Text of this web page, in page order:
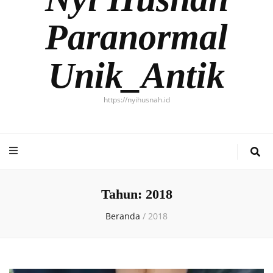
Paranormal
Unik_Antik
https://nyihusnah.id
Tahun: 2018
Beranda / 2018